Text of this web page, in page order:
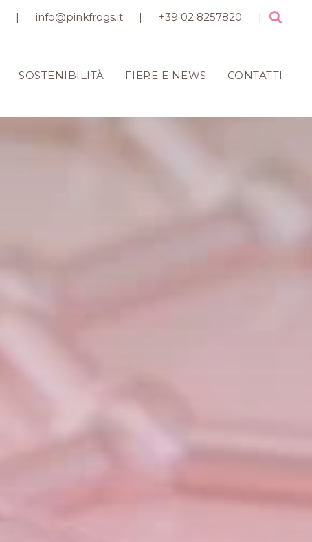
| info@pinkfrogs.it | +39 02 8257820 |
SOSTENIBILITÀ FIERE E NEWS CONTATTI